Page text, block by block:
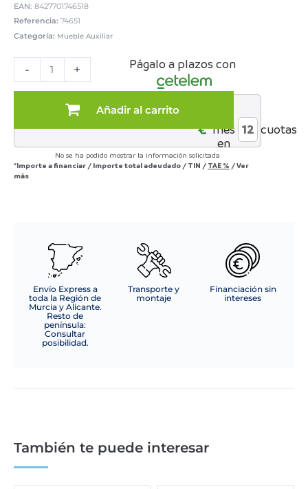
EAN: 8427701746518
Referencia: 74651
Categoría: Mueble Auxiliar
-
C/RUEDASCLARO
C/REPOSAPIES
METAL
cantidad
+
Añadir al carrito
Págalo a plazos con
€*mes
en
cuotas
No se ha podido mostrar la información solicitada
*Importe a financiar / Importe total adeudado / TIN / TAE % /Ver
más
Envío Express a
toda la Región de
Murcia y Alicante.
Resto de
península:
Consultar
posibilidad.
Transporte y
montaje
Financiación sin
intereses
También te puede interesar